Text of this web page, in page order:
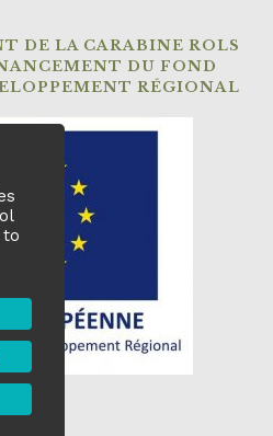
DE LA CARABINE ROLS
DU FOND
RÉGIONAL